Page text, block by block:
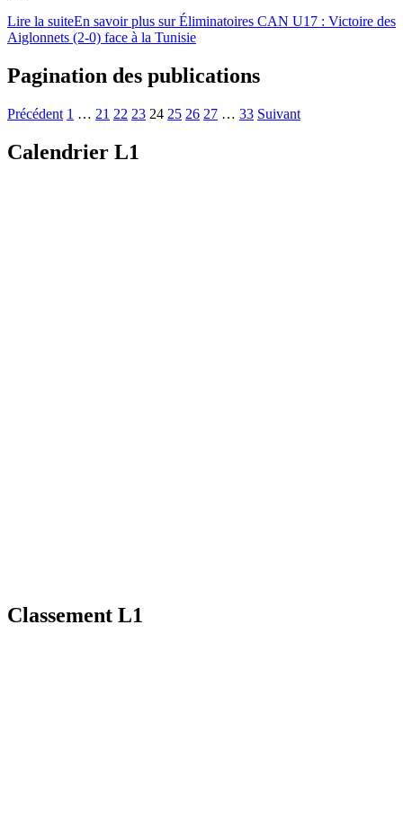
Lire la suiteEn savoir plus sur Éliminatoires CAN U17 : Victoire des
Aiglonnets (2-0) face à la Tunisie
Pagination des publications
Précédent 1 … 21 22 23 24 25 26 27 … 33 Suivant
Calendrier L1
Classement L1